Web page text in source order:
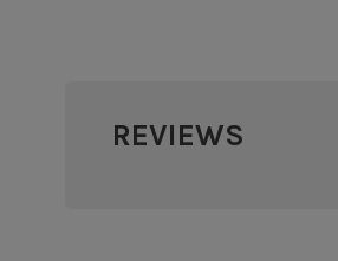
REVIEWS